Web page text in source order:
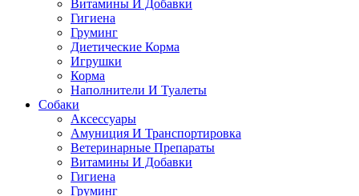
Витамины И Добавки
Гигиена
Груминг
Диетические Корма
Игрушки
Корма
Наполнители И Туалеты
Собаки
Аксессуары
Амуниция И Транспортировка
Ветеринарные Препараты
Витамины И Добавки
Гигиена
Груминг